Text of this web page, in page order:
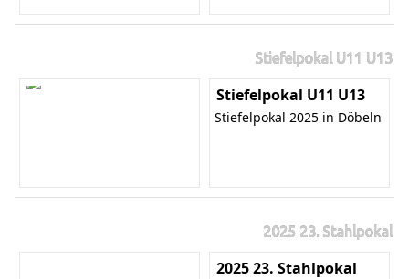
Stiefelpokal U11 U13
Stiefelpokal U11 U13
Stiefelpokal 2025 in Döbeln
2025 23. Stahlpokal
2025 23. Stahlpokal